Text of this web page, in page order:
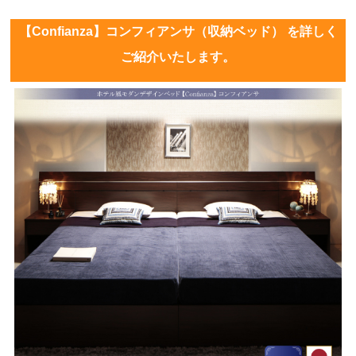
【Confianza】コンフィアンサ（収納ベッド） を詳しく
ご紹介いたします。